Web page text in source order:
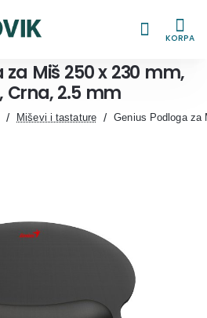
KORPA
Miš 250 x 230 mm,
Crna, 2.5 mm
Miševi i tastature Genius Podloga za